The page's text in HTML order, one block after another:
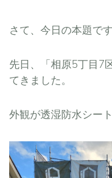
さて、今日の本題です
先日、「相原5丁目7
てきました。
外観が透湿防水シー